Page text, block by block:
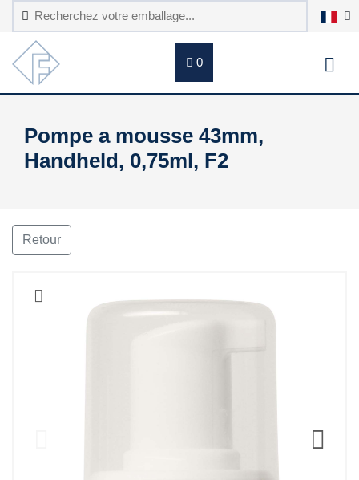
0
Pompe a mousse 43mm,
Handheld, 0,75ml, F2
Retour